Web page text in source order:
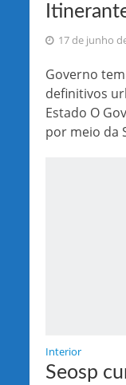
17 de junho
Governo
definitivos
Estado O
por meio da
Interior
Seosp